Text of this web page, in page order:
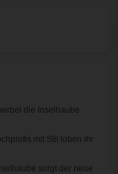
die Inselhaube
mit Stil loben ihr
sorgt der neue